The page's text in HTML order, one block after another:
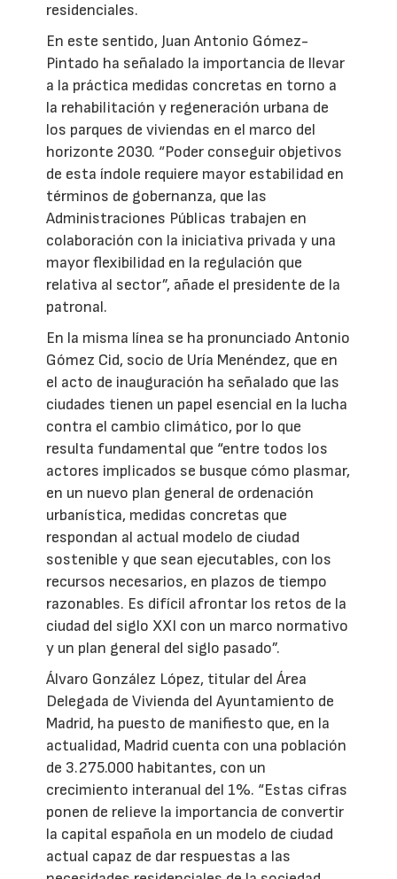
residenciales.
En este sentido, Juan Antonio Gómez-
Pintado ha señalado la importancia de llevar
a la práctica medidas concretas en torno a
la rehabilitación y regeneración urbana de
los parques de viviendas en el marco del
horizonte 2030. “Poder conseguir objetivos
de esta índole requiere mayor estabilidad en
términos de gobernanza, que las
Administraciones Públicas trabajen en
colaboración con la iniciativa privada y una
mayor flexibilidad en la regulación que
relativa al sector”, añade el presidente de la
patronal.
En la misma línea se ha pronunciado Antonio
Gómez Cid, socio de Uría Menéndez, que en
el acto de inauguración ha señalado que las
ciudades tienen un papel esencial en la lucha
contra el cambio climático, por lo que
resulta fundamental que “entre todos los
actores implicados se busque cómo plasmar,
en un nuevo plan general de ordenación
urbanística, medidas concretas que
respondan al actual modelo de ciudad
sostenible y que sean ejecutables, con los
recursos necesarios, en plazos de tiempo
razonables. Es difícil afrontar los retos de la
ciudad del siglo XXI con un marco normativo
y un plan general del siglo pasado”.
Álvaro González López, titular del Área
Delegada de Vivienda del Ayuntamiento de
Madrid, ha puesto de manifiesto que, en la
actualidad, Madrid cuenta con una población
de 3.275.000 habitantes, con un
crecimiento interanual del 1%. “Estas cifras
ponen de relieve la importancia de convertir
la capital española en un modelo de ciudad
actual capaz de dar respuestas a las